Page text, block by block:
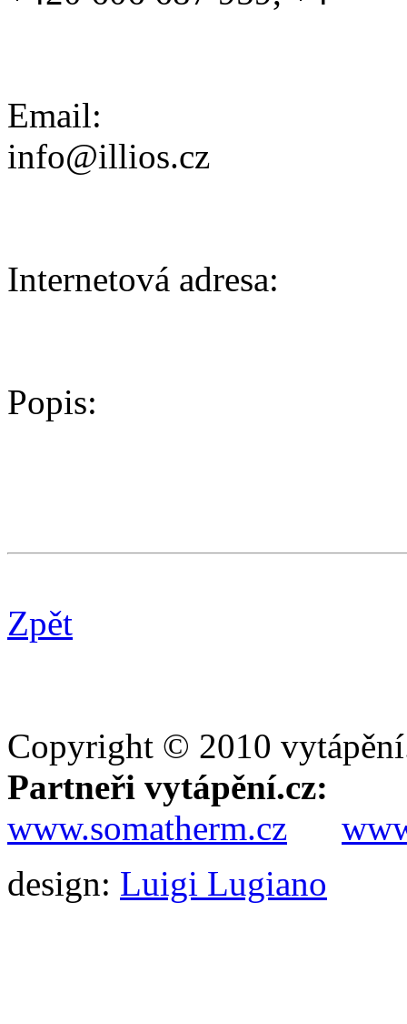
Email:
info@illios.cz
Internetová adresa:
Popis:
Zpět
Copyright © 2010
Partneři vytápění.cz:
www.somatherm.cz
design: Luigi Lugiano